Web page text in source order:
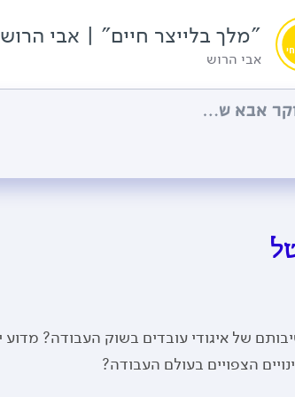
"מלך בלייצר חיים" | אבי
אבי הרוש
"מלך בלייצר חיים" | אבי הרוש מארח את אייל לוקר אבא של אורי לוקר ז״ל
של איגודי עובדים בשוק העבודה? מדוע
הצפויים בעולם העבודה?